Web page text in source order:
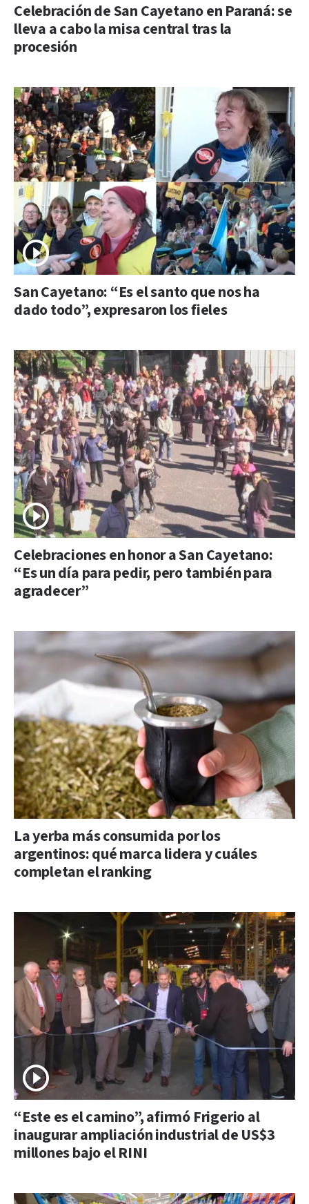
Celebración de San Cayetano en Paraná: se
lleva a cabo la misa central tras la
procesión
San Cayetano: “Es el santo que nos ha
dado todo”, expresaron los fieles
Celebraciones en honor a San Cayetano:
“Es un día para pedir, pero también para
agradecer”
La yerba más consumida por los
argentinos: qué marca lidera y cuáles
completan el ranking
“Este es el camino”, afirmó Frigerio al
inaugurar ampliación industrial de US$3
millones bajo el RINI